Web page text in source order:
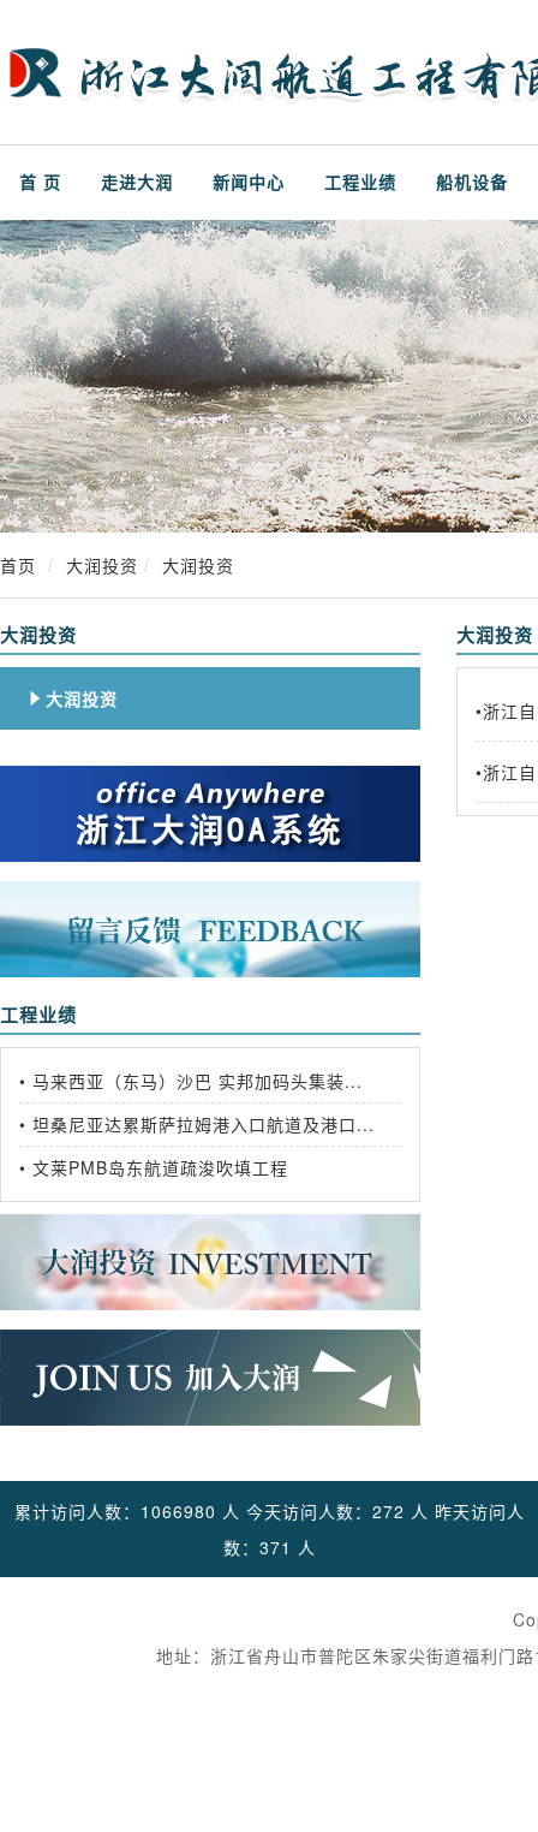
首 页 走进大润 新闻中心 工程业绩 船机设备
首页 大润投资 大润投资
大润投资
 大润投资
工程业绩
• 马来西亚（东马）沙巴 实邦加码头集装...
• 坦桑尼亚达累斯萨拉姆港入口航道及港口...
• 文莱PMB岛东航道疏浚吹填工程
大润投资
•浙江
•浙江
累计访问人数：1066980 人 今天访问人数：272 人 昨天访问人
数：371 人
地址：浙江省舟山市普陀区朱家尖街道福利